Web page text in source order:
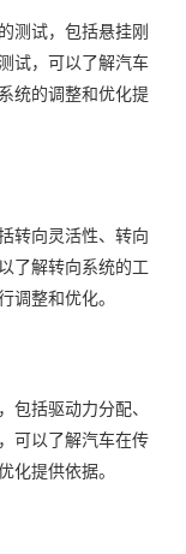
测试，包括悬挂刚
试，可以了解汽车
统的调整和优化提
转向灵活性、转向
了解转向系统的工
调整和优化。
包括驱动力分配、
可以了解汽车在传
化提供依据。